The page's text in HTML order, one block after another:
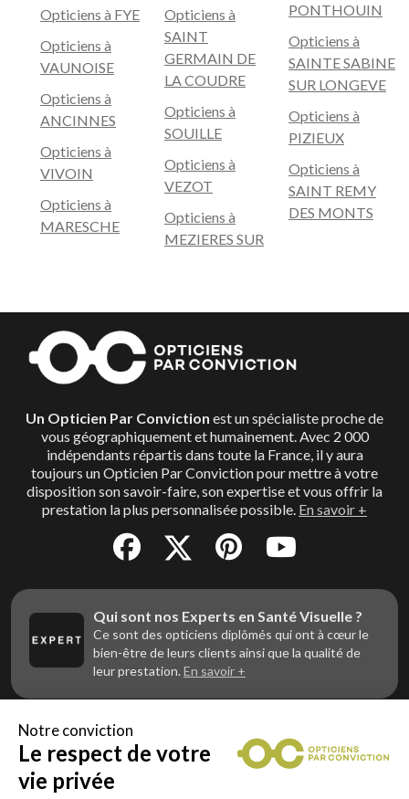
Opticiens à FYE
Opticiens à
VAUNOISE
Opticiens à
ANCINNES
Opticiens à
VIVOIN
Opticiens à
MARESCHE
Opticiens à
SAINT
GERMAIN DE
LA COUDRE
Opticiens à
SOUILLE
Opticiens à
VEZOT
Opticiens à
MEZIERES SUR
PONTHOUIN
Opticiens à
SAINTE SABINE
SUR LONGEVE
Opticiens à
PIZIEUX
Opticiens à
SAINT REMY
DES MONTS
Un Opticien Par Conviction est un spécialiste proche de
vous géographiquement et humainement. Avec 2 000
indépendants répartis dans toute la France, il y aura
toujours un Opticien Par Conviction pour mettre à votre
disposition son savoir-faire, son expertise et vous offrir la
prestation la plus personnalisée possible. En savoir +
Qui sont nos Experts en Santé Visuelle ?
Ce sont des opticiens diplômés qui ont à cœur le
bien-être de leurs clients ainsi que la qualité de
leur prestation. En savoir +
Vous êtes un professionnel de la vue et
vous souhaitez nous rejoindre ?
Contactez Alliance Optic, la centrale d’achats et
Notre conviction
Le respect de votre
vie privée